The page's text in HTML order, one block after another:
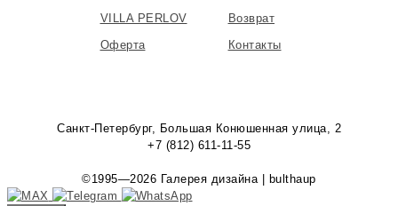
VILLA PERLOV
Оферта
Возврат
Контакты
Санкт-Петербург, Большая Конюшенная улица, 2
+7 (812) 611-11-55
©1995—2026 Галерея дизайна | bulthaup